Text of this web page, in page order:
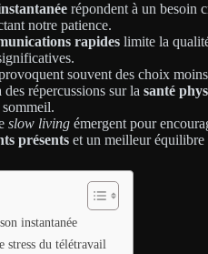
répondent à un besoin
notre patience.
rapides limite la
souvent des choix
des répercussions sur la santé
slow living émergent pour
présents et un meilleur équilibre
instantanée
stress du télétravail